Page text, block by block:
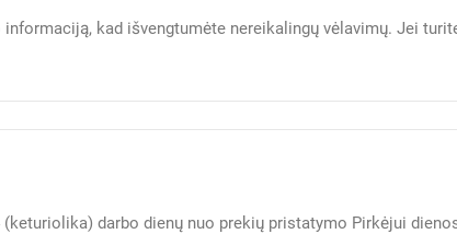
kad išvengtumėte nereikalingų vėlavimų. Jei
darbo dienų nuo prekių pristatymo Pirkėjui